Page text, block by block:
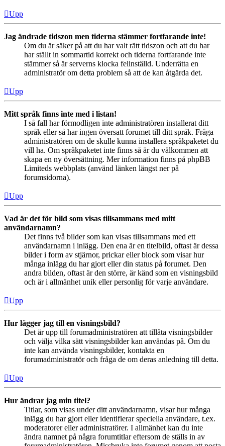
Upp
Jag ändrade tidszon men tiderna stämmer fortfarande inte!
Om du är säker på att du har valt rätt tidszon och att du har
har ställt in sommartid korrekt och tiderna fortfarande inte
stämmer så är serverns klocka felinställd. Underrätta en
administratör om detta problem så att de kan åtgärda det.
Upp
Mitt språk finns inte med i listan!
I så fall har förmodligen inte administratören installerat ditt
språk eller så har ingen översatt forumet till ditt språk. Fråga
administratören om de skulle kunna installera språkpaketet du
vill ha. Om språkpaketet inte finns så är du välkommen att
skapa en ny översättning. Mer information finns på phpBB
Limiteds webbplats (använd länken längst ner på
forumsidorna).
Upp
Vad är det för bild som visas tillsammans med mitt
användarnamn?
Det finns två bilder som kan visas tillsammans med ett
användarnamn i inlägg. Den ena är en titelbild, oftast är dessa
bilder i form av stjärnor, prickar eller block som visar hur
många inlägg du har gjort eller din status på forumet. Den
andra bilden, oftast är den större, är känd som en visningsbild
och är i allmänhet unik eller personlig för varje användare.
Upp
Hur lägger jag till en visningsbild?
Det är upp till forumadministratören att tillåta visningsbilder
och välja vilka sätt visningsbilder kan användas på. Om du
inte kan använda visningsbilder, kontakta en
forumadministratör och fråga de om deras anledning till detta.
Upp
Hur ändrar jag min titel?
Titlar, som visas under ditt användarnamn, visar hur många
inlägg du har gjort eller identifierar speciella användare, t.ex.
moderatorer eller administratörer. I allmänhet kan du inte
ändra namnet på några forumtitlar eftersom de ställs in av